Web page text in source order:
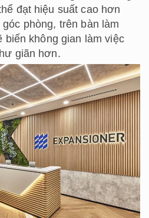
đạt hiệu suất cao hơn
phòng, trên bàn làm
biến không gian làm việc
giãn hơn.